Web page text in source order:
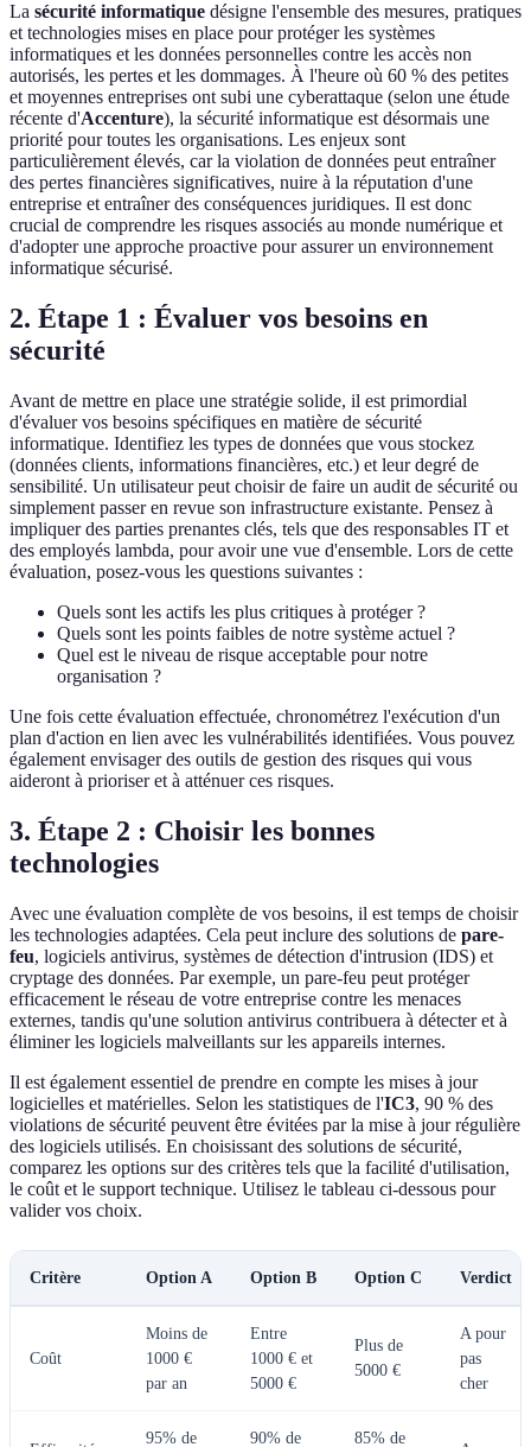
La sécurité informatique désigne l'ensemble des mesures, pratiques
et technologies mises en place pour protéger les systèmes
informatiques et les données personnelles contre les accès non
autorisés, les pertes et les dommages. À l'heure où 60 % des petites
et moyennes entreprises ont subi une cyberattaque (selon une étude
récente d'Accenture), la sécurité informatique est désormais une
priorité pour toutes les organisations. Les enjeux sont
particulièrement élevés, car la violation de données peut entraîner
des pertes financières significatives, nuire à la réputation d'une
entreprise et entraîner des conséquences juridiques. Il est donc
crucial de comprendre les risques associés au monde numérique et
d'adopter une approche proactive pour assurer un environnement
informatique sécurisé.
2. Étape 1 : Évaluer vos besoins en
sécurité
Avant de mettre en place une stratégie solide, il est primordial
d'évaluer vos besoins spécifiques en matière de sécurité
informatique. Identifiez les types de données que vous stockez
(données clients, informations financières, etc.) et leur degré de
sensibilité. Un utilisateur peut choisir de faire un audit de sécurité ou
simplement passer en revue son infrastructure existante. Pensez à
impliquer des parties prenantes clés, tels que des responsables IT et
des employés lambda, pour avoir une vue d'ensemble. Lors de cette
évaluation, posez-vous les questions suivantes :
Quels sont les actifs les plus critiques à protéger ?
Quels sont les points faibles de notre système actuel ?
Quel est le niveau de risque acceptable pour notre
organisation ?
Une fois cette évaluation effectuée, chronométrez l'exécution d'un
plan d'action en lien avec les vulnérabilités identifiées. Vous pouvez
également envisager des outils de gestion des risques qui vous
aideront à prioriser et à atténuer ces risques.
3. Étape 2 : Choisir les bonnes
technologies
Avec une évaluation complète de vos besoins, il est temps de choisir
les technologies adaptées. Cela peut inclure des solutions de pare-
feu, logiciels antivirus, systèmes de détection d'intrusion (IDS) et
cryptage des données. Par exemple, un pare-feu peut protéger
efficacement le réseau de votre entreprise contre les menaces
externes, tandis qu'une solution antivirus contribuera à détecter et à
éliminer les logiciels malveillants sur les appareils internes.
Il est également essentiel de prendre en compte les mises à jour
logicielles et matérielles. Selon les statistiques de l'IC3, 90 % des
violations de sécurité peuvent être évitées par la mise à jour régulière
des logiciels utilisés. En choisissant des solutions de sécurité,
comparez les options sur des critères tels que la facilité d'utilisation,
le coût et le support technique. Utilisez le tableau ci-dessous pour
valider vos choix.
Critère Option A Option B Option C Verdict
Coût
Moins de
1000 €
par an
Entre
1000 € et
5000 €
Plus de
5000 €
A pour
pas
cher
95% de 90% de 85% de